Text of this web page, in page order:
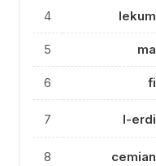
4 lekum
5 ma
6 fi
7 l-erdi
8 cemian